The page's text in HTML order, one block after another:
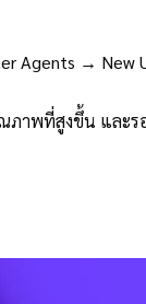
Agents → New
าพที่สูงขึ้น และ